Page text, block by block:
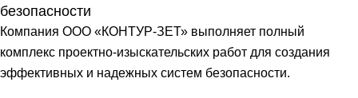
безопасности
Компания ООО «КОНТУР-ЗЕТ» выполняет полный
комплекс проектно-изыскательских работ для создания
эффективных и надежных систем безопасности.